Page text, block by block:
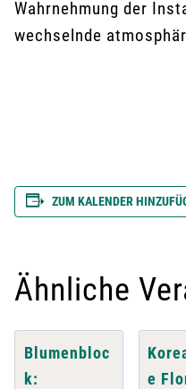
Wahrnehmung der
wechselnde
ZUM KALENDER
Ähnliche
Blumenbloc
k:
e